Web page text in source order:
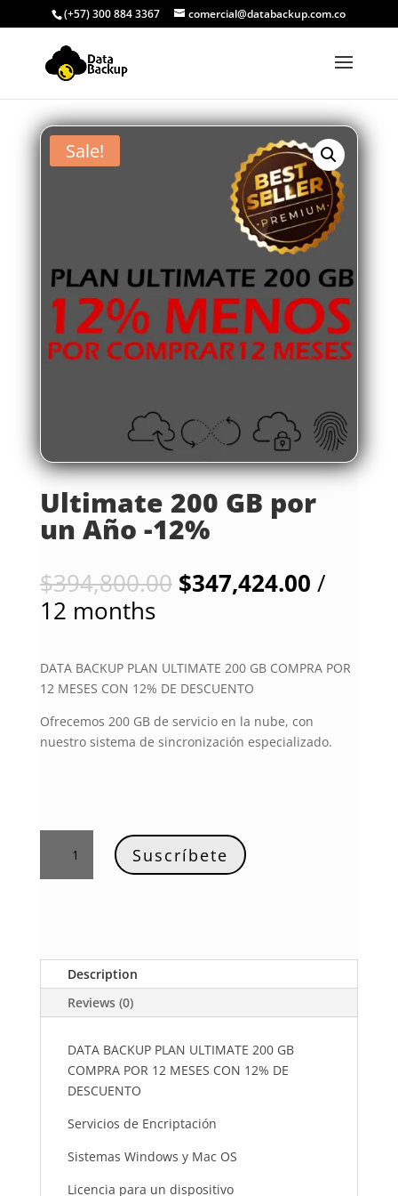
(+57) 300 884 3367 comercial@databackup.com.co
Sale!
Ultimate 200 GB por
un Año -12%
$394,800.00 $347,424.00 /
12 months
DATA BACKUP PLAN ULTIMATE 200 GB COMPRA POR
12 MESES CON 12% DE DESCUENTO
Ofrecemos 200 GB de servicio en la nube, con
nuestro sistema de sincronización especializado.
GB
-12%
quantity
Suscríbete
Description
Reviews (0)
DATA BACKUP PLAN ULTIMATE 200 GB
COMPRA POR 12 MESES CON 12% DE
DESCUENTO
Servicios de Encriptación
Sistemas Windows y Mac OS
Licencia para un dispositivo